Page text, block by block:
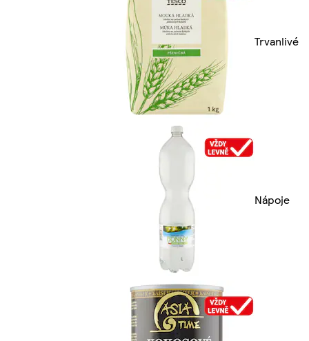
Trvanlivé
Nápoje